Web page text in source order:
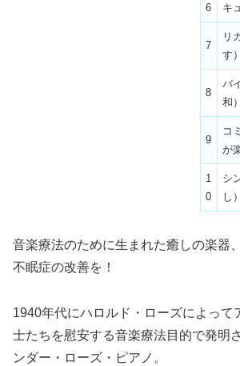
6 キ
7
リ
す）
8
バ
和）
9
コ
が
1
0
シ
し）
音楽療法のために生まれた癒しの楽器
不眠症の改善を！
1940年代にハロルド・ローズによって
士たちを慰安する音楽療法目的で発明
ンダー・ローズ・ピアノ。